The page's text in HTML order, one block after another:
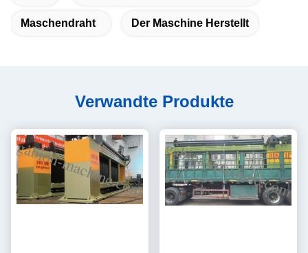
Maschendraht Der Maschine Herstellt
Verwandte Produkte